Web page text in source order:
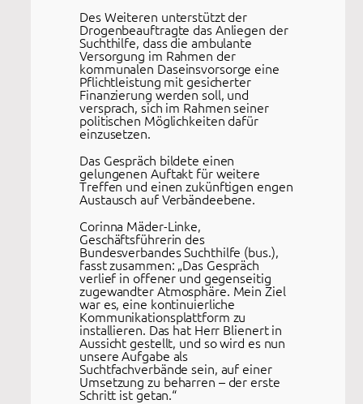
Des Weiteren unterstützt der
Drogenbeauftragte das Anliegen der
Suchthilfe, dass die ambulante
Versorgung im Rahmen der
kommunalen Daseinsvorsorge eine
Pflichtleistung mit gesicherter
Finanzierung werden soll, und
versprach, sich im Rahmen seiner
politischen Möglichkeiten dafür
einzusetzen.
Das Gespräch bildete einen
gelungenen Auftakt für weitere
Treffen und einen zukünftigen engen
Austausch auf Verbändeebene.
Corinna Mäder-Linke,
Geschäftsführerin des
Bundesverbandes Suchthilfe (bus.),
fasst zusammen: „Das Gespräch
verlief in offener und gegenseitig
zugewandter Atmosphäre. Mein Ziel
war es, eine kontinuierliche
Kommunikationsplattform zu
installieren. Das hat Herr Blienert in
Aussicht gestellt, und so wird es nun
unsere Aufgabe als
Suchtfachverbände sein, auf einer
Umsetzung zu beharren – der erste
Schritt ist getan.“